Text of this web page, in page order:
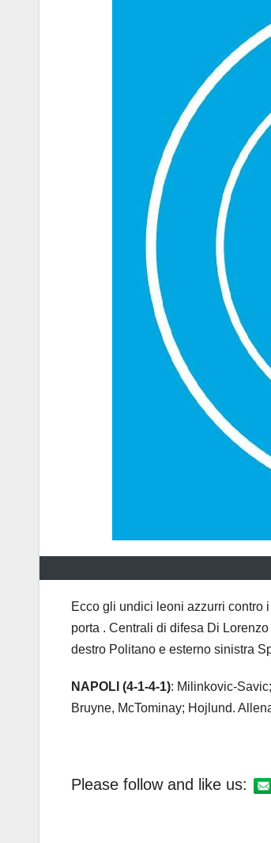
Ecco gli undici leoni azzurri contro
porta . Centrali di difesa Di
destro Politano e esterno sinistra
NAPOLI (4-1-4-1): Milinkovic-
Bruyne, McTominay; Hojlund.
Please follow and like us: